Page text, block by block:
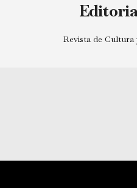
Revista de